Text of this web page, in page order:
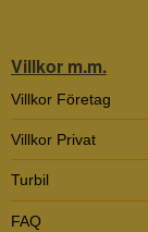
Villkor m.m.
Villkor Företag
Villkor Privat
Turbil
FAQ